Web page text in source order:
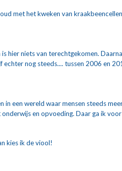
met het kweken van
hier niets van terechtgekomen.
nog steeds.... tussen 2006 en
een wereld waar mensen steeds
en opvoeding. Daar ga ik
kies ik de viool!